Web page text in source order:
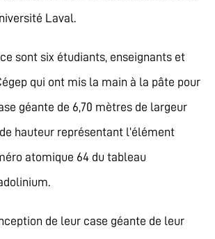
Laval.
ce sont six étudiants, enseignants et
qui ont mis la main à la pâte pour
géante de 6,70 mètres de largeur
hauteur représentant l’élément
atomique 64 du tableau
de leur case géante de leur